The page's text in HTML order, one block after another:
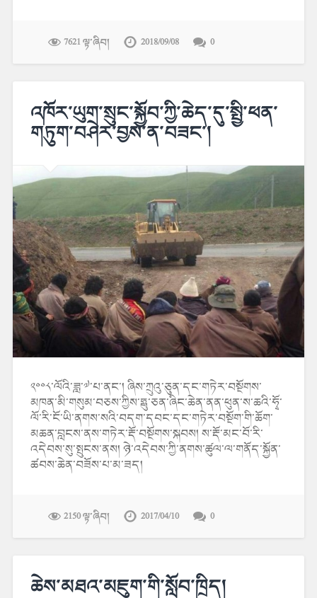
7621 ལྟ་ཞིབ། 2018/09/08 0
འཁོར་ཡུག་སྲུང་སྐྱོབ་ཀྱི་ཆེད་དུ་སྤྱི་ཕན་
གཏུག་བཤེར་བྱས་ན་བཟང་།
༢༠༠༨་ལོའི་ཟླ་༧་པ་ནང་། ཞིས་ཀྲུའུ་ཅུན་དང་གཏེར་བསྔོགས་
མཁན་མི་གསུམ་བཅས་ཀྱིས་ཧྥུ་ཅན་ཞིང་ཆེན་ནན་ཕུན་ས་ཆའི་ཧྭོ་
ལོ་རི་ངོ་ཡི་ནགས་སའི་བདག་དབང་དང་གཏེར་བསྔོག་གི་ཆོག་
མཆན་བླངས་ནས་གཏེར་རྡོ་བསྔོགས་སྐབས། ས་རྡོ་མང་བོ་རི་
འདེབས་སུ་སྤུངས་ནས། ཉེ་འདེབས་ཀྱི་ནགས་ཚུལ་ལ་གནོད་སྐྱོན་
ཚབས་ཆེན་བཟོས་པ་མ་ཟད།
2150 ལྟ་ཞིབ། 2017/04/10 0
ཆེས་མཐའ་མཇུག་གི་སློབ་ཁྲིད།